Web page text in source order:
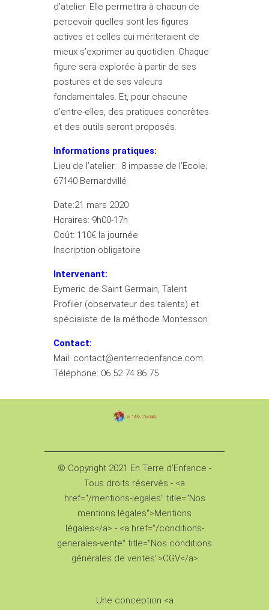
d’atelier. Elle permettra à chacun de
percevoir quelles sont les figures
actives et celles qui mériteraient de
mieux s’exprimer au quotidien. Chaque
figure sera explorée à partir de ses
postures et de ses valeurs
fondamentales. Et, pour chacune
d’entre-elles, des pratiques concrètes
et des outils seront proposés.
Informations pratiques:
Lieu de l’atelier : 8 impasse de l’Ecole;
67140 Bernardvillé
Date:21 mars 2020
Horaires: 9h00-17h
Coût: 110€ la journée
Inscription obligatoire
Intervenant:
Eymeric de Saint Germain, Talent
Profiler (observateur des talents) et
spécialiste de la méthode Montessori
Contact:
Mail: contact@enterredenfance.com
Téléphone: 06 52 74 86 75
© Copyright 2021 En Terre d'Enfance -
Tous droits réservés - <a
href="/mentions-legales" title="Nos
mentions légales">Mentions
légales</a> - <a href="/conditions-
generales-vente" title="Nos conditions
générales de ventes">CGV</a>
Une conception <a